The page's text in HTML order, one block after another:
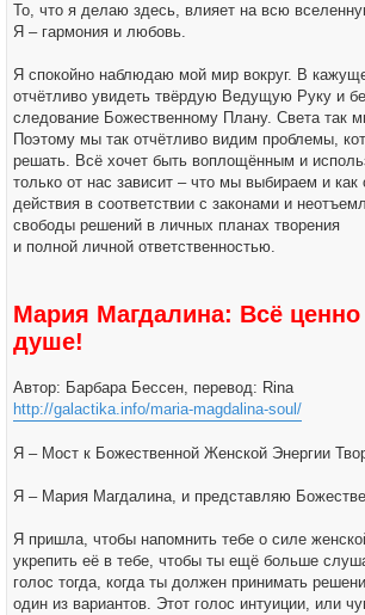
То, что я делаю здесь, влияет на всю
Я – гармония и любовь.
Я спокойно наблюдаю мой мир вокруг. В
отчётливо увидеть твёрдую Ведущую Руку и
следование Божественному Плану. Света так
Поэтому мы так отчётливо видим проблемы,
решать. Всё хочет быть воплощённым и
только от нас зависит – что мы выбираем и
действия в соответствии с законами и
свободы решений в личных планах творения
и полной личной ответственностью.
Мария Магдалина: Всё ценно
душе!
Автор: Барбара Бессен, перевод: Rina
http://galactika.info/maria-magdalina-soul/
Я – Мост к Божественной Женской Энергии
Я – Мария Магдалина, и представляю
Я пришла, чтобы напомнить тебе о силе
укрепить её в тебе, чтобы ты ещё больше
голос тогда, когда ты должен принимать
один из вариантов. Этот голос интуиции, или